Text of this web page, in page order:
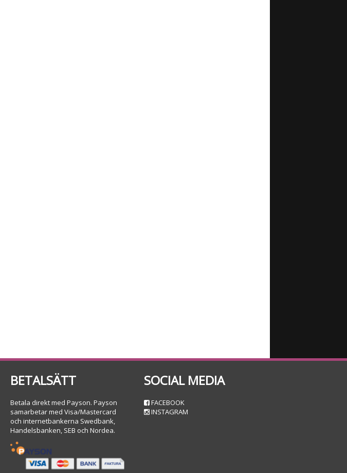
BETALSÄTT
Betala direkt med Payson. Payson
samarbetar med Visa/Mastercard
och internetbankerna Swedbank,
Handelsbanken, SEB och Nordea.
SOCIAL MEDIA
FACEBOOK
INSTAGRAM